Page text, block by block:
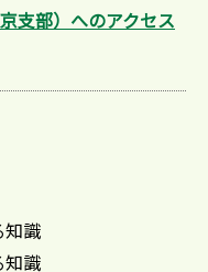
支部）へのアクセス
知識
知識